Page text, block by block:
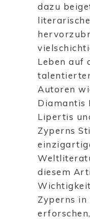
dazu
Leben auf
Autoren
Diamantis
Lipertis
Zyperns
diesem
Zyperns